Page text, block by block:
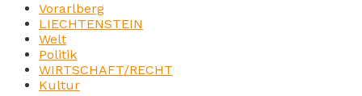
Vorarlberg
LIECHTENSTEIN
Welt
Politik
WIRTSCHAFT/RECHT
Kultur